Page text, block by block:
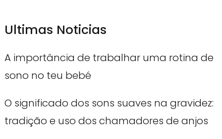
Ultimas Noticias
A importância de trabalhar uma rotina de
sono no teu bebé
O significado dos sons suaves na gravidez:
tradição e uso dos chamadores de anjos